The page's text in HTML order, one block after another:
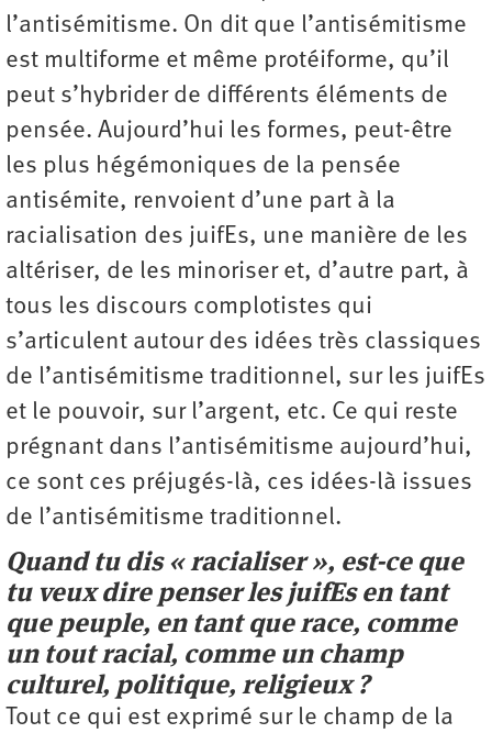
l’antisémitisme. On dit que l’anti­sémitisme
est multiforme et même protéiforme, qu’il
peut s’hybrider de différents éléments de
pensée. Aujourd’hui les formes, peut-être
les plus hégémoniques de la pensée
antisémite, renvoient d’une part à la
racialisation des juifEs, une manière de les
altériser, de les minoriser et, d’autre part, à
tous les discours complotistes qui
s’articulent autour des idées très classiques
de l’antisémitisme traditionnel, sur les juifEs
et le pouvoir, sur l’argent, etc. Ce qui reste
prégnant dans l’anti­sémitisme aujourd’hui,
ce sont ces préjugés-là, ces idées-là issues
de l’antisémitisme traditionnel.
Quand tu dis « racialiser », est-ce que
tu veux dire penser les juifEs en tant
que peuple, en tant que race, comme
un tout racial, comme un champ
culturel, ­politique,­ ­religieux ?
Tout ce qui est exprimé sur le champ de la